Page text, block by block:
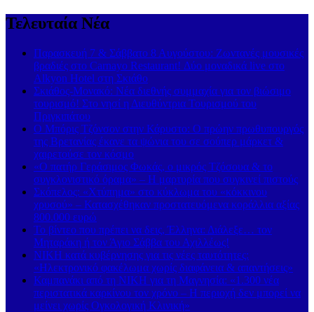
Τελευταία Νέα
Παρασκευή 7 & Σάββατο 8 Αυγούστου: Ζωντανές μουσικές
βραδιές στο Carnayo Restaurant! Δύο μοναδικά live στο
Alkyon Hotel στη Σκιάθο
Σκιάθος-Μονακό: Νέα διεθνής συμμαχία για τον βιώσιμο
τουρισμό! Στο νησί η Διευθύντρια Τουρισμού του
Πριγκιπάτου
Ο Μπόρις Τζόνσον στην Κάρυστο: Ο πρώην πρωθυπουργός
της Βρετανίας έκανε τα ψώνια του σε σούπερ μάρκετ &
χαιρετούσε τον κόσμο
«Ο πατήρ Γεράσιμος Φωκάς, ο μικρός Τζόσουα & το
συγκλονιστικό όραμα» – Η μαρτυρία που συγκινεί πιστούς
Σκόπελος: «Χτύπημα» στο κύκλωμα του «κόκκινου
χρυσού» – Κατασχέθηκαν προστατευόμενα κοράλλια αξίας
800.000 ευρώ
Το βίντεο που πρέπει να δεις, Έλληνα: Διάλεξε… τον
Μηταράκη ή τον Άγιο Σάββα του Αχιλλέως!
ΝΙΚΗ κατά κυβέρνησης για τις νέες ταυτότητες:
«Ηλεκτρονικό φακέλωμα χωρίς διαφάνεια & απαντήσεις»
Καμπανάκι από τη ΝΙΚΗ για τη Μαγνησία: «1.300 νέα
περιστατικά καρκίνου τον χρόνο – Η περιοχή δεν μπορεί να
μείνει χωρίς Ογκολογική Κλινική»